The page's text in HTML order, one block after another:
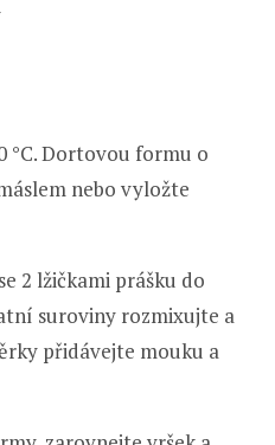
°C. Dortovou formu o
nebo vyložte
2 lžičkami prášku do
suroviny rozmixujte a
přidávejte mouku a